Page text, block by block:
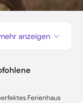
anzeigen
Ferienhaus